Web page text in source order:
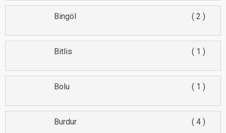
Bingöl 2
Bitlis 1
Bolu 1
Burdur 4